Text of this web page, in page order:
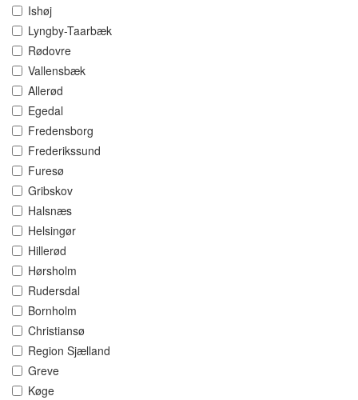
Ishøj
Lyngby-Taarbæk
Rødovre
Vallensbæk
Allerød
Egedal
Fredensborg
Frederikssund
Furesø
Gribskov
Halsnæs
Helsingør
Hillerød
Hørsholm
Rudersdal
Bornholm
Christiansø
Region Sjælland
Greve
Køge